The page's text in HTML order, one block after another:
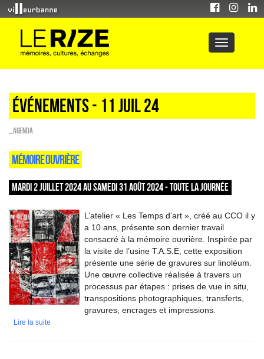
Événements - 11 Juil 24
_Agenda
MÉMOIRE OUVRIÈRE
MARDI 2 JUILLET 2024 AU SAMEDI 31 AOÛT 2024 - TOUTE LA JOURNÉE
L’atelier « Les Temps d’art », créé au CCO il y
a 10 ans, présente son dernier travail
consacré à la mémoire ouvrière. Inspirée par
la visite de l’usine T.A.S.E, cette exposition
présente une série de gravures sur linoléum.
Une œuvre collective réalisée à travers un
processus par étapes : prises de vue in situ,
transpositions photographiques, transferts,
gravures, encrages et impressions.
Lire la suite